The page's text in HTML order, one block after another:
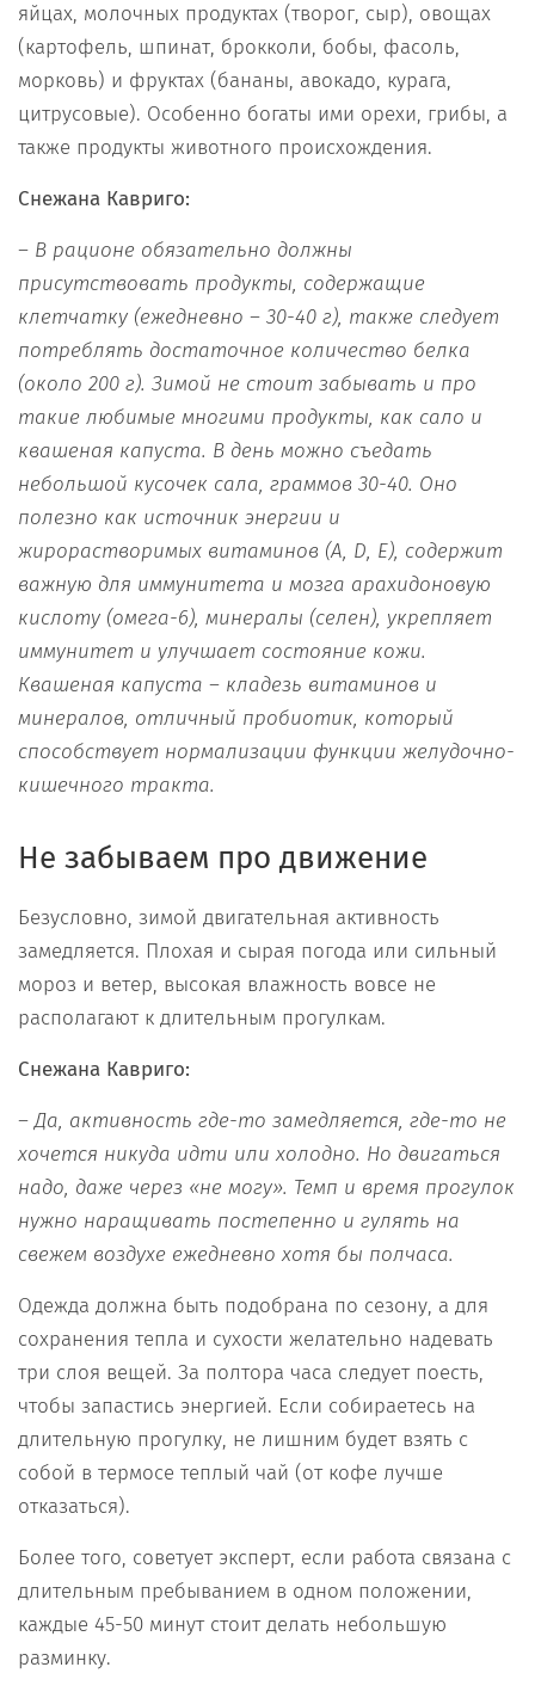
яйцах, молочных продуктах (творог, сыр), овощах
(картофель, шпинат, брокколи, бобы, фасоль,
морковь) и фруктах (бананы, авокадо, курага,
цитрусовые). Особенно богаты ими орехи, грибы, а
также продукты животного происхождения.
Снежана Кавриго:
– В рационе обязательно должны
присутствовать продукты, содержащие
клетчатку (ежедневно – 30-40 г), также следует
потреблять достаточное количество белка
(около 200 г). Зимой не стоит забывать и про
такие любимые многими продукты, как сало и
квашеная капуста. В день можно съедать
небольшой кусочек сала, граммов 30-40. Оно
полезно как источник энергии и
жирорастворимых витаминов (A, D, E), содержит
важную для иммунитета и мозга арахидоновую
кислоту (омега-6), минералы (селен), укрепляет
иммунитет и улучшает состояние кожи.
Квашеная капуста – кладезь витаминов и
минералов, отличный пробиотик, который
способствует нормализации функции желудочно-
кишечного тракта.
Не забываем про движение
Безусловно, зимой двигательная активность
замедляется. Плохая и сырая погода или сильный
мороз и ветер, высокая влажность вовсе не
располагают к длительным прогулкам.
Снежана Кавриго:
– Да, активность где-то замедляется, где-то не
хочется никуда идти или холодно. Но двигаться
надо, даже через «не могу». Темп и время прогулок
нужно наращивать постепенно и гулять на
свежем воздухе ежедневно хотя бы полчаса.
Одежда должна быть подобрана по сезону, а для
сохранения тепла и сухости желательно надевать
три слоя вещей. За полтора часа следует поесть,
чтобы запастись энергией. Если собираетесь на
длительную прогулку, не лишним будет взять с
собой в термосе теплый чай (от кофе лучше
отказаться).
Более того, советует эксперт, если работа связана с
длительным пребыванием в одном положении,
каждые 45-50 минут стоит делать небольшую
разминку.